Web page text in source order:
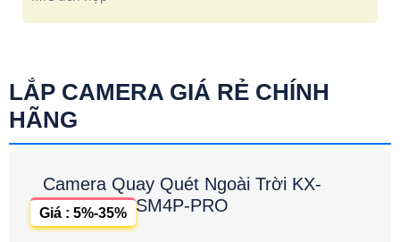
LẮP CAMERA GIÁ RẺ CHÍNH
HÃNG
Camera Quay Quét Ngoài Trời KX-
SM4P-PRO
Giá : 5%-35%